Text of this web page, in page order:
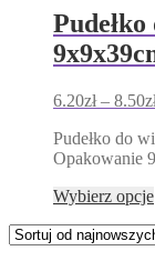
6.20zł – 8.50
Pudełko do
Opakowanie
Wybierz opcje